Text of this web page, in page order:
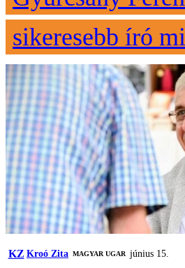
sikeresebb író
KZ Kroó Zita MAGYAR UGAR június 15.